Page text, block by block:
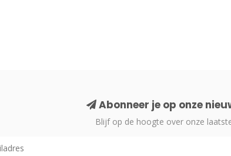
Abonneer je op onze
Blijf op de hoogte over onze